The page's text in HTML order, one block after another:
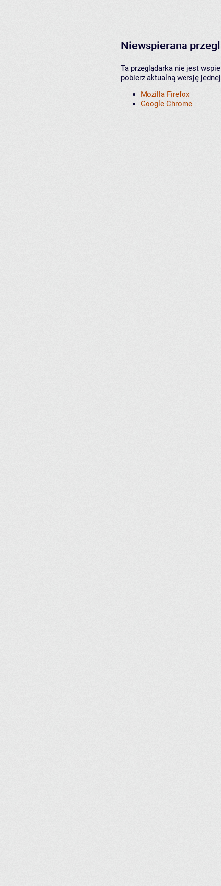
Niewspierana
Ta przeglądarka nie jest
pobierz aktualną wersję
Mozilla Firefox
Google Chrome